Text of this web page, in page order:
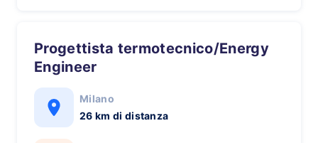
Progettista termotecnico/Energy
Engineer
Milano
26 km di distanza